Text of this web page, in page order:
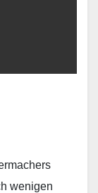
wenigen